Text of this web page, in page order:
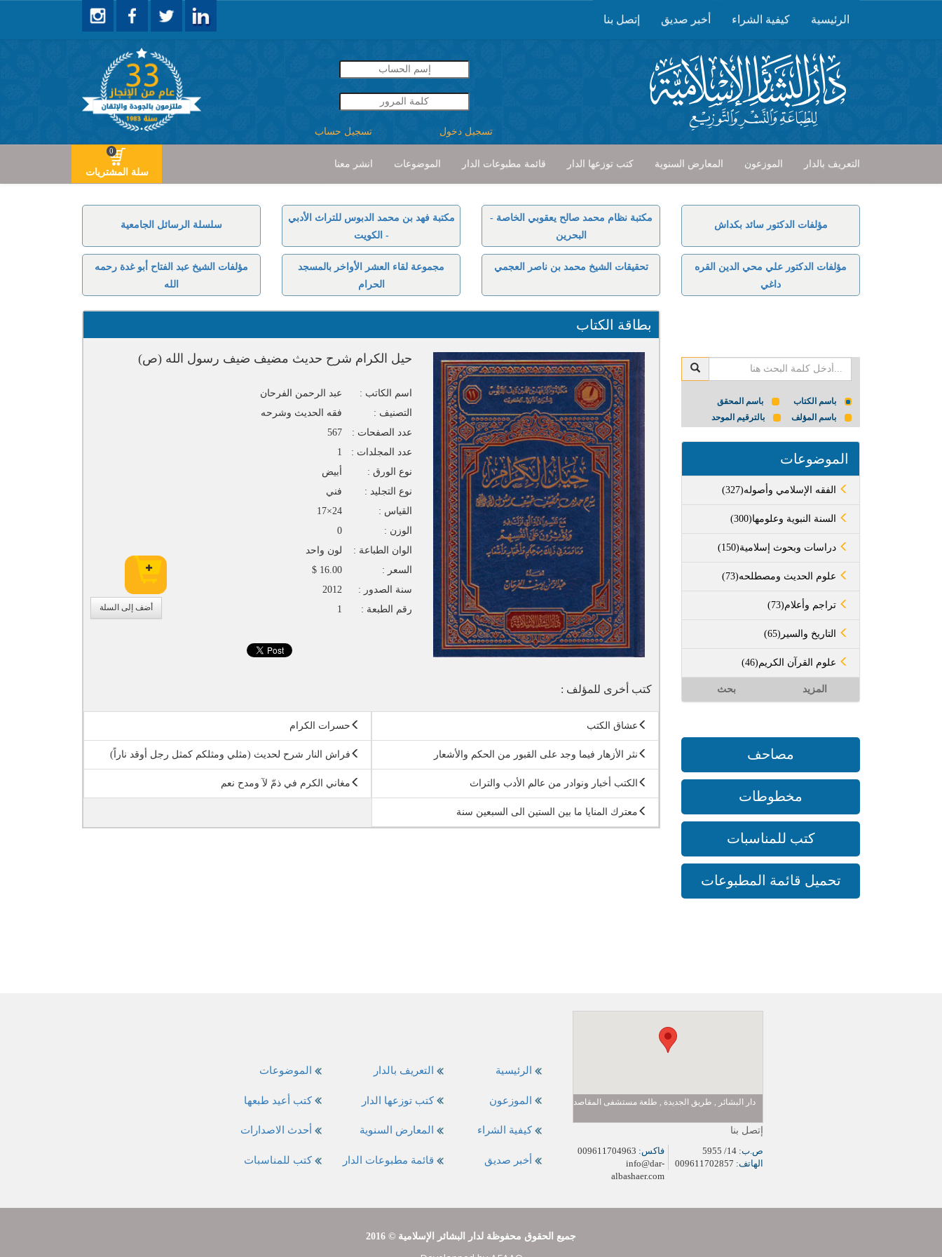
الرئيسية كيفية الشراء أخبر صديق إتصل بنا
تسجيل دخول تسجيل حساب
التعريف بالدار الموزعون المعارض السنوية كتب توزعها الدار قائمة مطبوعات الدار الموضوعات
انشر معنا
سلة المشتريات
0
سلسلة الرسائل الجامعية
مكتبة فهد بن محمد الدبوس للتراث الأدبي
- الكويت
مكتبة نظام محمد صالح يعقوبي الخاصة -
البحرين
مؤلفات الدكتور سائد بكداش
مؤلفات الشيخ عبد الفتاح أبو غدة رحمه
الله
مجموعة لقاء العشر الأواخر بالمسجد
الحرام
تحقيقات الشيخ محمد بن ناصر العجمي
مؤلفات الدكتور علي محي الدين القره
داغي
بطاقة الكتاب
أضف إلى السلة
حيل الكرام شرح حديث مضيف ضيف رسول الله (ص)
اسم الكاتب :
عبد الرحمن الفرحان
التصنيف :
فقه الحديث وشرحه
عدد الصفحات :
567
عدد المجلدات :
1
نوع الورق :
أبيض
نوع التجليد :
فني
القياس :
24×17
الوزن :
0
الوان الطباعة :
لون واحد
السعر :
16.00 $
سنة الصدور :
2012
رقم الطبعة :
1
كتب أخرى للمؤلف :
عشاق الكتب حسرات الكرام
نثر الأزهار فيما وجد على القبور من الحكم والأشعار فراش النار شرح لحديث (مثلي ومثلكم كمثل رجل أوقد ناراً)
الكتب أخبار ونوادر من عالم الأدب والتراث مغاني الكرم في ذمّ لآ ومدح نعم
معترك المنايا ما بين الستين الى السبعين سنة
باسم الكتاب
باسم المحقق
باسم المؤلف
بالترقيم الموحد
الموضوعات
بحث المزيد
مصاحف
مخطوطات
كتب للمناسبات
تحميل قائمة المطبوعات
الموضوعات
كتب أعيد طبعها
أحدث الاصدارات
كتب للمناسبات
التعريف بالدار
كتب توزعها الدار
المعارض السنوية
قائمة مطبوعات الدار
الرئيسية
الموزعون
كيفية الشراء
أخبر صديق
دار البشائر , طريق الجديدة , طلعة مستشفى المقاصد
إتصل بنا
ص.ب:
الهاتف:
فاكس:
info@dar-
albashaer.com
2016 © جميع الحقوق محفوظة لدار البشائر الإسلامية